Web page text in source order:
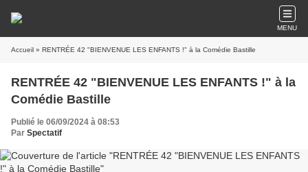
MENU
Accueil » RENTRÉE 42 "BIENVENUE LES ENFANTS !" à la Comédie Bastille
RENTRÉE 42 "BIENVENUE LES ENFANTS !" à la
Comédie Bastille
Publié le 06/09/2024 à 08:53
Par Spectatif